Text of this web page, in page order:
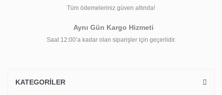
Tüm ödemeleriniz güven altında!
Aynı Gün Kargo Hizmeti
Saat 12:00’a kadar olan siparişler için geçerlidir.
KATEGORİLER